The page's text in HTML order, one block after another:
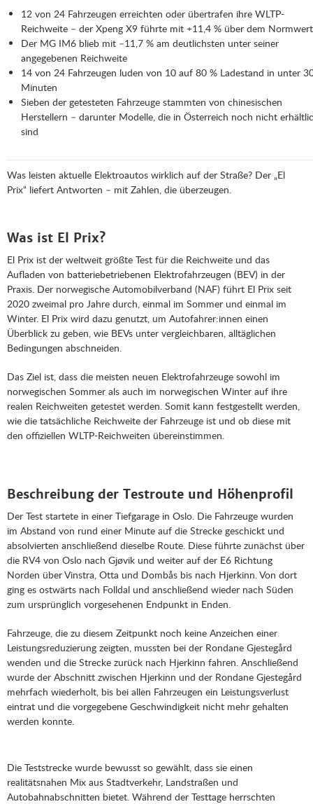
12 von 24 Fahrzeugen erreichten oder übertrafen ihre WLTP-
Reichweite – der Xpeng X9 führte mit +11,4 % über dem Normwert
Der MG IM6 blieb mit –11,7 % am deutlichsten unter seiner
angegebenen Reichweite
14 von 24 Fahrzeugen luden von 10 auf 80 % Ladestand in unter
Minuten
Sieben der getesteten Fahrzeuge stammten von chinesischen
Herstellern – darunter Modelle, die in Österreich noch nicht
sind
Was leisten aktuelle Elektroautos wirklich auf der Straße? Der „El
Prix“ liefert Antworten – mit Zahlen, die überzeugen.
Was ist El Prix?
El Prix ist der weltweit größte Test für die Reichweite und das
Aufladen von batteriebetriebenen Elektrofahrzeugen (BEV) in der
Praxis. Der norwegische Automobilverband (NAF) führt El Prix seit
2020 zweimal pro Jahre durch, einmal im Sommer und einmal im
Winter. El Prix wird dazu genutzt, um Autofahrer:innen einen
Überblick zu geben, wie BEVs unter vergleichbaren, alltäglichen
Bedingungen abschneiden.
Das Ziel ist, dass die meisten neuen Elektrofahrzeuge sowohl im
norwegischen Sommer als auch im norwegischen Winter auf ihre
realen Reichweiten getestet werden. Somit kann festgestellt werden,
wie die tatsächliche Reichweite der Fahrzeuge ist und ob diese mit
den offiziellen WLTP-Reichweiten übereinstimmen.
Beschreibung der Testroute und Höhenprofil
Der Test startete in einer Tiefgarage in Oslo. Die Fahrzeuge wurden
im Abstand von rund einer Minute auf die Strecke geschickt und
absolvierten anschließend dieselbe Route. Diese führte zunächst über
die RV4 von Oslo nach Gjøvik und weiter auf der E6 Richtung
Norden über Vinstra, Otta und Dombås bis nach Hjerkinn. Von dort
ging es ostwärts nach Folldal und anschließend wieder nach Süden
zum ursprünglich vorgesehenen Endpunkt in Enden.
Fahrzeuge, die zu diesem Zeitpunkt noch keine Anzeichen einer
Leistungsreduzierung zeigten, mussten bei der Rondane Gjestegård
wenden und die Strecke zurück nach Hjerkinn fahren. Anschließend
wurde der Abschnitt zwischen Hjerkinn und der Rondane Gjestegård
mehrfach wiederholt, bis bei allen Fahrzeugen ein Leistungsverlust
eintrat und die vorgegebene Geschwindigkeit nicht mehr gehalten
werden konnte.
Die Teststrecke wurde bewusst so gewählt, dass sie einen
realitätsnahen Mix aus Stadtverkehr, Landstraßen und
Autobahnabschnitten bietet. Während der Testtage herrschten